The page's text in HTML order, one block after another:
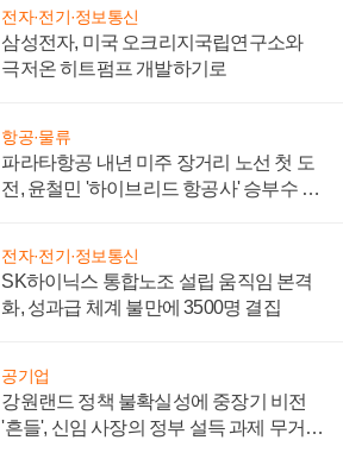
전자·전기·정보통신
삼성전자, 미국 오크리지국립연구소와
극저온 히트펌프 개발하기로
항공·물류
파라타항공 내년 미주 장거리 노선 첫 도
전, 윤철민 '하이브리드 항공사' 승부수 통
전자·전기·정보통신
SK하이닉스 통합노조 설립 움직임 본격
화, 성과급 체계 불만에 3500명 결집
공기업
강원랜드 정책 불확실성에 중장기 비전
'흔들', 신임 사장의 정부 설득 과제 무거워